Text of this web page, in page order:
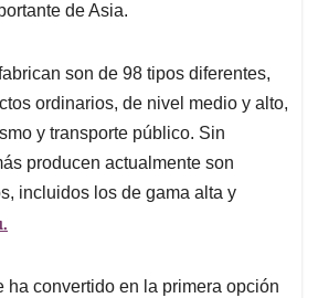
de Asia.
son de 98 tipos diferentes,
ordinarios, de nivel medio y alto,
y transporte público. Sin
producen actualmente son
incluidos los de gama alta y
ha convertido en la primera opción